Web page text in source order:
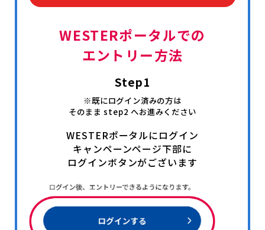
WESTERポータルでの
エントリー方法
Step1
※既にログイン済みの方は
そのまま step2 へお進みください
WESTERポータルにログイン
キャンペーンページ下部に
ログインボタンがございます